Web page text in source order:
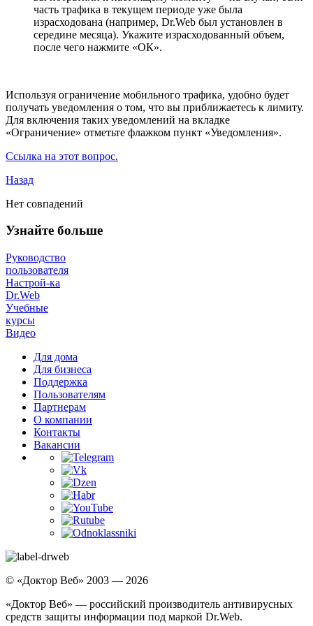
часть трафика в текущем периоде уже была
израсходована (например, Dr.Web был установлен в
середине месяца). Укажите израсходованный объем,
после чего нажмите «ОК».
Используя ограничение мобильного трафика, удобно будет
получать уведомления о том, что вы приближаетесь к лимиту.
Для включения таких уведомлений на вкладке
«Ограничение» отметьте флажком пункт «Уведомления».
Ссылка на этот вопрос.
Назад
Нет совпадений
Узнайте больше
Руководство
пользователя
Настрой-ка
Dr.Web
Учебные
курсы
Видео
Для дома
Для бизнеса
Поддержка
Пользователям
Партнерам
О компании
Контакты
Вакансии
© «Доктор Веб» 2003 — 2026
«Доктор Веб» — российский производитель антивирусных
средств защиты информации под маркой Dr.Web.